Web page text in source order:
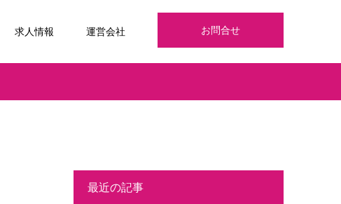
お問合せ
求人情報 運営会社
最近の記事